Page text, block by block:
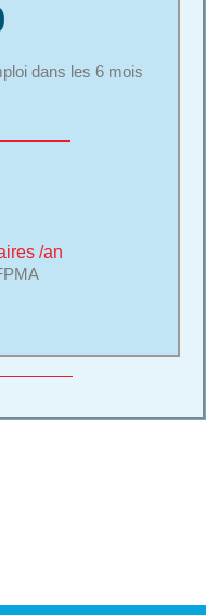
dans les 6 mois
/an